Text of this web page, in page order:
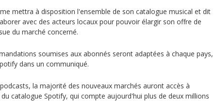
mettra à disposition l'ensemble de son catalogue musical et dit
avec des acteurs locaux pour pouvoir élargir son offre de
du marché concerné.
soumises aux abonnés seront adaptées à chaque pays,
dans un communiqué.
la majorité des nouveaux marchés auront accès à
catalogue Spotify, qui compte aujourd'hui plus de deux millions